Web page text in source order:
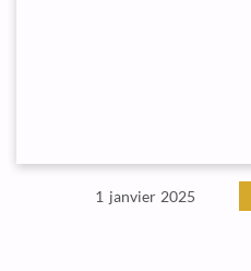
1 janvier 2025